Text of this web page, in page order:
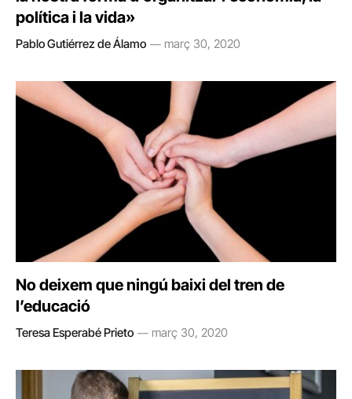
política i la vida»
Pablo Gutiérrez de Álamo març 30, 2020
No deixem que ningú baixi del tren de
l’educació
Teresa Esperabé Prieto març 30, 2020